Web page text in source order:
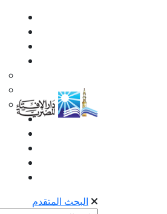
البحث المتقدم